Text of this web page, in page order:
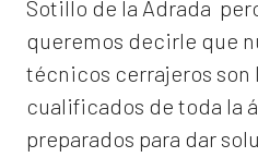
Sotillo de la Adrada
queremos decirle que
técnicos cerrajeros son
cualificados de toda la
preparados para dar